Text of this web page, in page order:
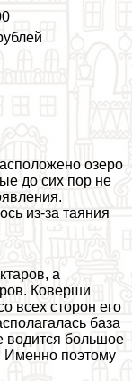
озеро
до сих пор не
из-за таяния
а
Коверши
всех сторон его
база
водится большое
Именно поэтому